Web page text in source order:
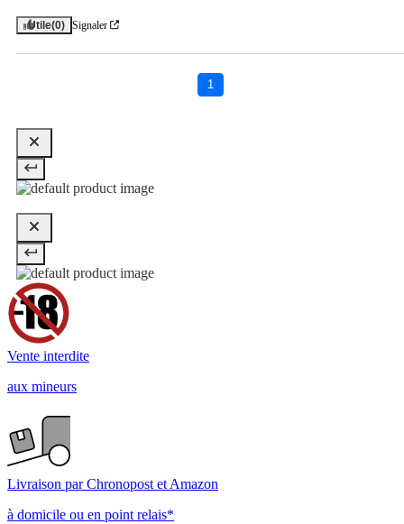
Utile(0) Signaler
1
Vente interdite
aux mineurs
Livraison par Chronopost et Amazon
à domicile ou en point relais*